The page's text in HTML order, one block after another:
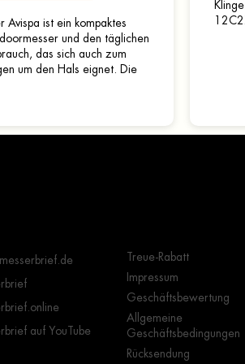
Avispa ist ein kompaktes
und den täglichen
das sich auch zum
um den Hals eignet. Die
messerbrief.de
auf YouTube
Treue-Rabatt
Impressum
Geschäftsbewertung
Allgemeine
Geschäftsbedingungen
Rücksendung